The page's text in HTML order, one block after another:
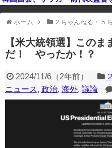
※アドブロック等の広告非表示プラ
一部のコンテンツが表示されなくな
たりする場合があります。
ホーム ２ちゃんねる・５
【米大統領選】このま
だ！ やったか！？
2024/11/6（2年前）
ニュース, 政治, 海外, 議論